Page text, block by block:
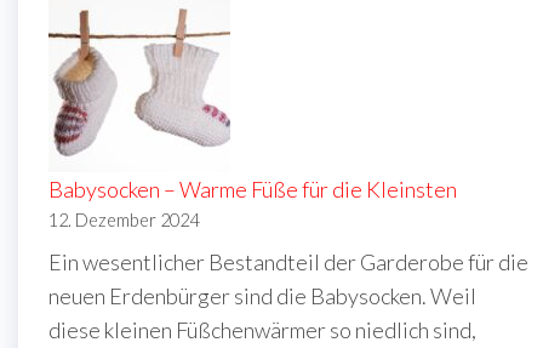
Babysocken – Warme Füße für die Kleinsten
12. Dezember 2024
Ein wesentlicher Bestandteil der Garderobe für die
neuen Erdenbürger sind die Babysocken. Weil
diese kleinen Füßchenwärmer so niedlich sind,